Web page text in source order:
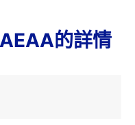
的詳情